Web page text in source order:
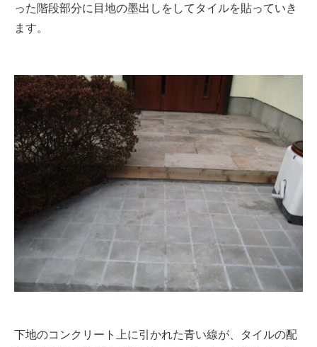
った階段部分に目地の墨出しをしてタイルを貼っていき
ます。
下地のコンクリート上に引かれた青い線が、タイルの配